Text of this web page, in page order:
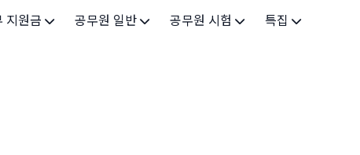
지원금 공무원 일반 공무원 시험 특집